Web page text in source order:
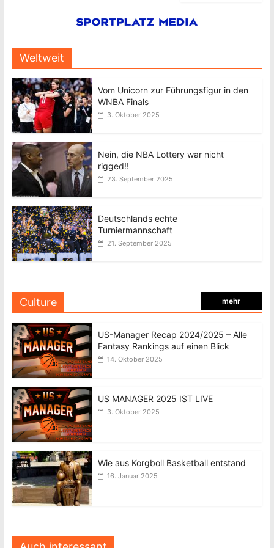
Weltweit
Vom Unicorn zur Führungsfigur in den
WNBA Finals
3. Oktober 2025
Nein, die NBA Lottery war nicht
rigged!!
23. September 2025
Deutschlands echte
Turniermannschaft
21. September 2025
Culture mehr
US-Manager Recap 2024/2025 – Alle
Fantasy Rankings auf einen Blick
14. Oktober 2025
US MANAGER 2025 IST LIVE
3. Oktober 2025
Wie aus Korgboll Basketball entstand
16. Januar 2025